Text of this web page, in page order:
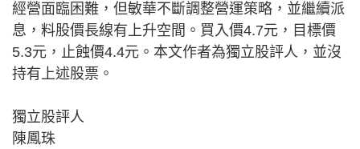
經營面臨困難，但敏華不斷調整營運策略，並繼續派
息，料股價長線有上升空間。買入價4.7元，目標價
5.3元，止蝕價4.4元。本文作者為獨立股評人，並沒
持有上述股票。
獨立股評人
陳鳳珠